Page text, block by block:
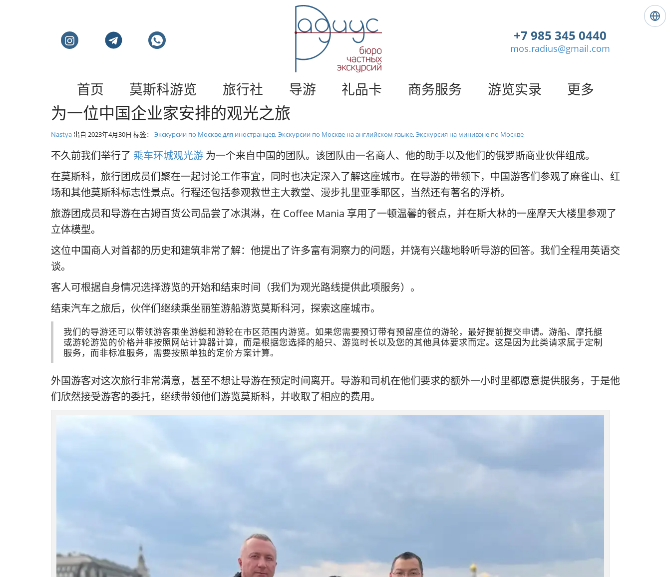
莫
斯
科
游
。
莫
导
游
/
半
径
语
+7 985 345 0440
mos.radius@gmail.com
首页 莫斯科游览 旅行社 导游 礼品卡 商务服务 游览实录 更多
莫斯科私人旅游和导游
为一位中国企业家安排的观光之旅
Nastya 出自 2023年4月30日 标签： Экскурсии по Москве для иностранцев,Экскурсии по Москве на английском языке,Экскурсия на минивэне по Москве
不久前我们举行了 乘车环城观光游 为一个来自中国的团队。该团队由一名商人、他的助手以及他们的俄罗斯商业伙伴组成。
在莫斯科，旅行团成员们聚在一起讨论工作事宜，同时也决定深入了解这座城市。在导游的带领下，中国游客们参观了麻雀山、红
场和其他莫斯科标志性景点。行程还包括参观救世主大教堂、漫步扎里亚季耶区，当然还有著名的浮桥。
旅游团成员和导游在古姆百货公司品尝了冰淇淋，在 Coffee Mania 享用了一顿温馨的餐点，并在斯大林的一座摩天大楼里参观了
立体模型。
这位中国商人对首都的历史和建筑非常了解：他提出了许多富有洞察力的问题，并饶有兴趣地聆听导游的回答。我们全程用英语交
谈。
客人可根据自身情况选择游览的开始和结束时间（我们为观光路线提供此项服务）。
结束汽车之旅后，伙伴们继续乘坐丽笙游船游览莫斯科河，探索这座城市。
我们的导游还可以带领游客乘坐游艇和游轮在市区范围内游览。如果您需要预订带有预留座位的游轮，最好提前提交申请。游船、摩托艇
或游轮游览的价格并非按照网站计算器计算，而是根据您选择的船只、游览时长以及您的其他具体要求而定。这是因为此类请求属于定制
服务，而非标准服务，需要按照单独的定价方案计算。
外国游客对这次旅行非常满意，甚至不想让导游在预定时间离开。导游和司机在他们要求的额外一小时里都愿意提供服务，于是他
们欣然接受游客的委托，继续带领他们游览莫斯科，并收取了相应的费用。